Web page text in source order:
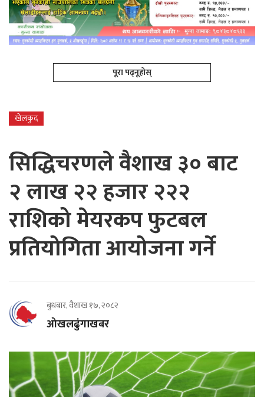
पूरा पढ्नूहोस्
खेलकुद
सिद्धिचरणले वैशाख ३० बाट
२ लाख २२ हजार २२२
राशिको मेयरकप फुटबल
प्रतियोगिता आयोजना गर्ने
बुधबार, वैशाख १७, २०८२
ओखलढुंगाखबर